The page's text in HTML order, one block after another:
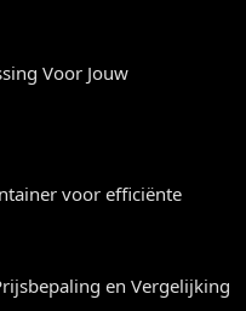
Voor Jouw
voor efficiënte
en Vergelijking